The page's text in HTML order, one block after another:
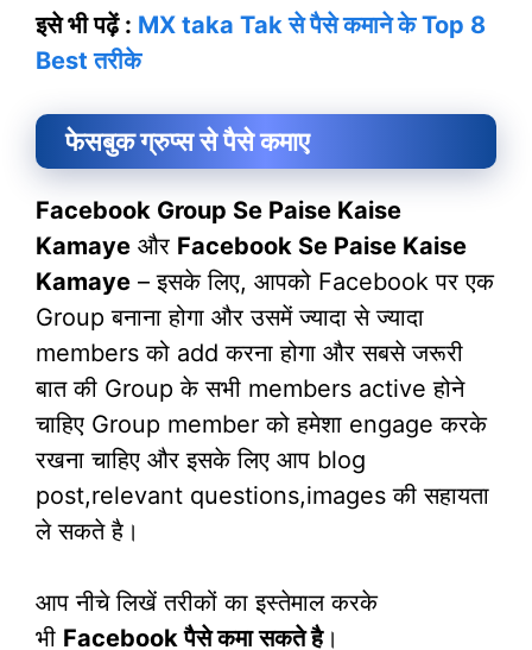
इसे भी पढ़ें : MX taka Tak से पैसे कमाने के Top 8
Best तरीके
फेसबुक ग्रुप्स से पैसे कमाए
Facebook Group Se Paise Kaise
Kamaye और Facebook Se Paise Kaise
Kamaye – इसके लिए, आपको Facebook पर एक
Group बनाना होगा और उसमें ज्यादा से ज्यादा
members को add करना होगा और सबसे जरूरी
बात की Group के सभी members active होने
चाहिए Group member को हमेशा engage करके
रखना चाहिए और इसके लिए आप blog
post,relevant questions,images की सहायता
ले सकते है।
आप नीचे लिखें तरीकों का इस्तेमाल करके
भी Facebook पैसे कमा सकते है।